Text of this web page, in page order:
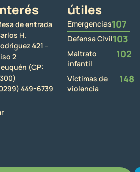
de entrada
H.
421 –
2
(CP:
449-6739
útiles
Emergencias107
Defensa Civil103
Maltrato
infantil
102
Víctimas de
violencia
148